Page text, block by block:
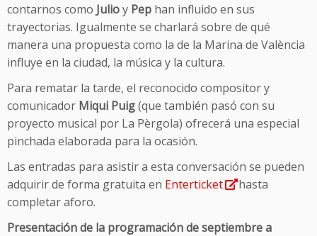
contarnos como Julioy Pep han influido en sus
trayectorias. Igualmente se charlará sobre de qué
manera una propuesta como la de la Marina de València
influye en la ciudad, la música y la cultura.
Para rematar la tarde, el reconocido compositor y
comunicador Miqui Puig(que también pasó con su
proyecto musical por La Pèrgola) ofrecerá una especial
pinchada elaborada para la ocasión.
Las entradas para asistir a esta conversación se pueden
adquirir de forma gratuita en Enterticket
hasta
completar aforo.
Presentación de la programación de septiembre a